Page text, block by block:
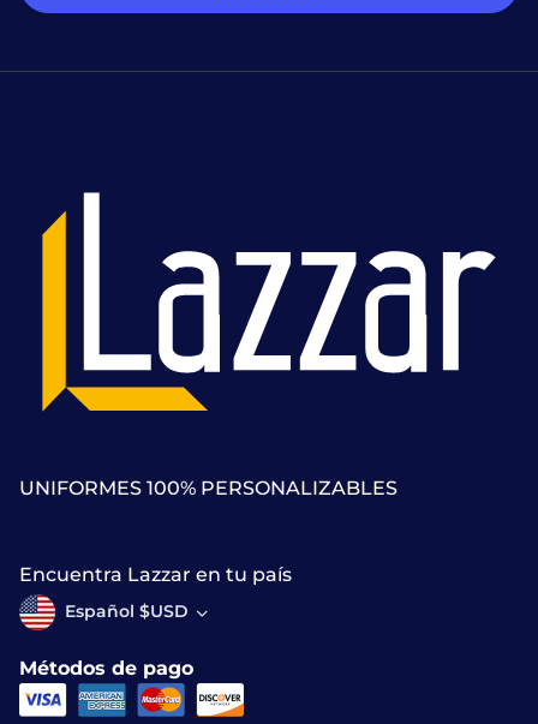
UNIFORMES 100% PERSONALIZABLES
Encuentra Lazzar en tu país
Español $USD
Métodos de pago